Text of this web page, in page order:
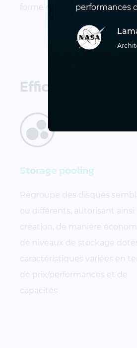
forme de disques partagés
Efficacité
Storage pooling
Regroupe des disques
ou différents, autorisant ainsi
création, de manière
de niveaux de stockage
caractéristiques variées en
de prix/performances et de
capacités
performances